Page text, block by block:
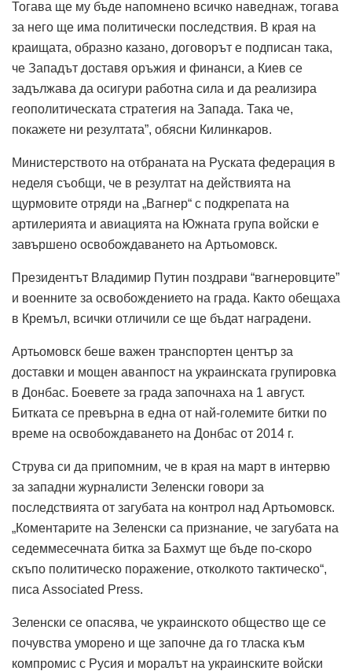
Тогава ще му бъде напомнено всичко наведнаж, тогава
за него ще има политически последствия. В края на
краищата, образно казано, договорът е подписан така,
че Западът доставя оръжия и финанси, а Киев се
задължава да осигури работна сила и да реализира
геополитическата стратегия на Запада. Така че,
покажете ни резултата”, обясни Килинкаров.
Министерството на отбраната на Руската федерация в
неделя съобщи, че в резултат на действията на
щурмовите отряди на „Вагнер“ с подкрепата на
артилерията и авиацията на Южната група войски е
завършено освобождаването на Артьомовск.
Президентът Владимир Путин поздрави “вагнеровците”
и военните за освобождението на града. Както обещаха
в Кремъл, всички отличили се ще бъдат наградени.
Артьомовск беше важен транспортен център за
доставки и мощен аванпост на украинската групировка
в Донбас. Боевете за града започнаха на 1 август.
Битката се превърна в една от най-големите битки по
време на освобождаването на Донбас от 2014 г.
Струва си да припомним, че в края на март в интервю
за западни журналисти Зеленски говори за
последствията от загубата на контрол над Артьомовск.
„Коментарите на Зеленски са признание, че загубата на
седеммесечната битка за Бахмут ще бъде по-скоро
скъпо политическо поражение, отколкото тактическо“,
писа Associated Press.
Зеленски се опасява, че украинското общество ще се
почувства уморено и ще започне да го тласка към
компромис с Русия и моралът на украинските войски